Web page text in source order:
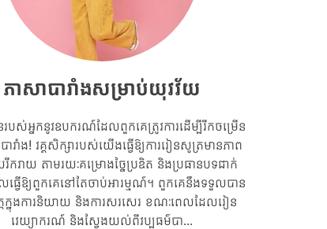
ភាសាបារាំងសម្រាប់យុវវ័យ
របស់អ្នកនូវឧបករណ៍ដែលពួកគេត្រូវការដើម្បីរីកចម្រើន
ារាំង! វគ្គសិក្សារបស់យើងធ្វើឱ្យការរៀនសូត្រមានភាព
ករាយ តាមរយៈគម្រោងច្នៃប្រឌិត និងប្រធានបទជាក់
ធ្វើឱ្យពួកគេនៅតែចាប់អារម្មណ៍។ ពួកគេនឹងទទួលបាន
ក្នុងការនិយាយ និងការសរសេរ ខណៈពេលដែលរៀន
វេយ្យាករណ៍ និងស្វែងយល់ពីវប្បធម៌បា...